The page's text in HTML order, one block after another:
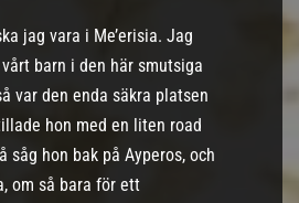
jag vara i Me’erisia. Jag
barn i den här smutsiga
var den enda säkra platsen
hon med en liten road
såg hon bak på Ayperos, och
om så bara för ett